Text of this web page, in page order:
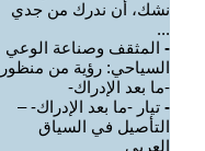
نشك، أن ندرك من جدي
...
- المثقف وصناعة الوعي
السياحي: رؤية من منظور
-ما بعد الإدراك-
- تيار -ما بعد الإدراك- –
التأصيل في السياق
العربي